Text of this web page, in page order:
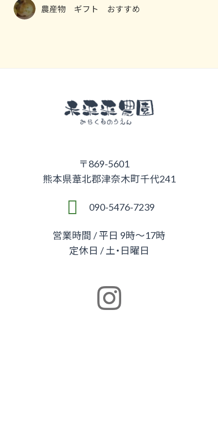
農産物 ギフト おすすめ
〒869-5601
熊本県葦北郡津奈木町千代241
090-5476-7239
営業時間 / 平日 9時～17時
定休日 / 土・日曜日